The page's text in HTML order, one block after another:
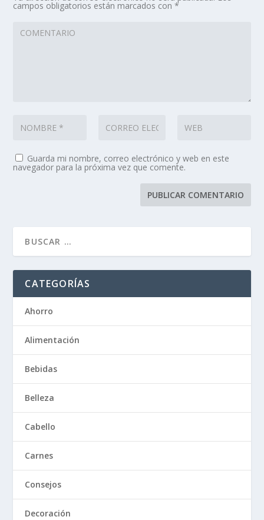
campos obligatorios están marcados con*
Guarda mi nombre, correo electrónico y web en este
navegador para la próxima vez que comente.
CATEGORÍAS
Ahorro
Alimentación
Bebidas
Belleza
Cabello
Carnes
Consejos
Decoración